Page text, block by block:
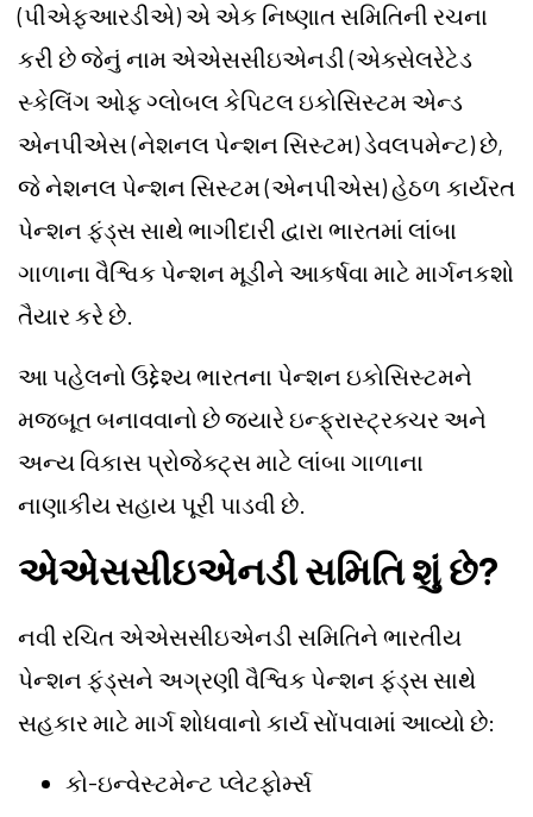
(પીએફઆરડીએ) એ એક નિષ્ણાત સમિતિની રચના
કરી છે જેનું નામ એએસસીઇએનડી (એક્સેલરેટેડ
સ્કેલિંગ ઓફ ગ્લોબલ કેપિટલ ઇકોસિસ્ટમ એન્ડ
એનપીએસ (નેશનલ પેન્શન સિસ્ટમ) ડેવલપમેન્ટ) છે,
જે નેશનલ પેન્શન સિસ્ટમ (એનપીએસ) હેઠળ કાર્યરત
પેન્શન ફંડ્સ સાથે ભાગીદારી દ્વારા ભારતમાં લાંબા
ગાળાના વૈશ્વિક પેન્શન મૂડીને આકર્ષવા માટે માર્ગનકશો
તૈયાર કરે છે.
આ પહેલનો ઉદ્દેશ્ય ભારતના પેન્શન ઇકોસિસ્ટમને
મજબૂત બનાવવાનો છે જ્યારે ઇન્ફ્રાસ્ટ્રક્ચર અને
અન્ય વિકાસ પ્રોજેક્ટ્સ માટે લાંબા ગાળાના
નાણાકીય સહાય પૂરી પાડવી છે.
એએસસીઇએનડી સમિતિ શું છે?
નવી રચિત એએસસીઇએનડી સમિતિને ભારતીય
પેન્શન ફંડ્સને અગ્રણી વૈશ્વિક પેન્શન ફંડ્સ સાથે
સહકાર માટે માર્ગ શોધવાનો કાર્ય સોંપવામાં આવ્યો છે:
કો-ઇન્વેસ્ટમેન્ટ પ્લેટફોર્મ્સ